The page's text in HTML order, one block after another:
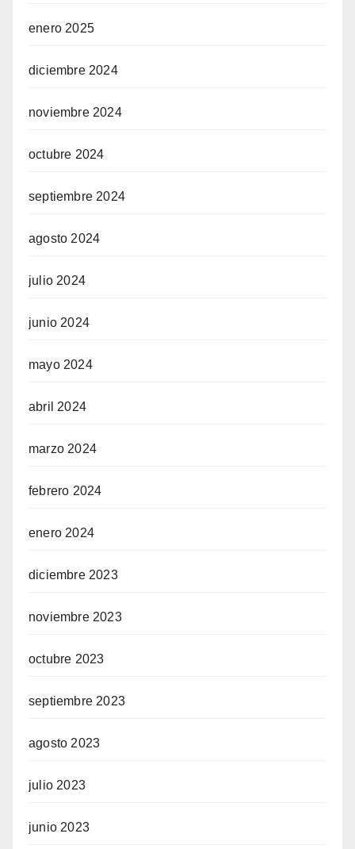
enero 2025
diciembre 2024
noviembre 2024
octubre 2024
septiembre 2024
agosto 2024
julio 2024
junio 2024
mayo 2024
abril 2024
marzo 2024
febrero 2024
enero 2024
diciembre 2023
noviembre 2023
octubre 2023
septiembre 2023
agosto 2023
julio 2023
junio 2023